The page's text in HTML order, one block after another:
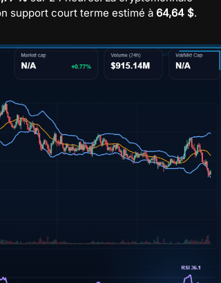
support court terme estimé à 64,64 $.